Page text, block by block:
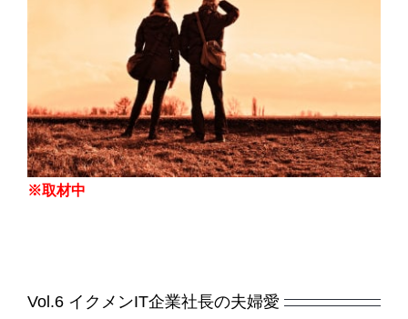
※取材中
Vol.6 イクメンIT企業社長の夫婦愛